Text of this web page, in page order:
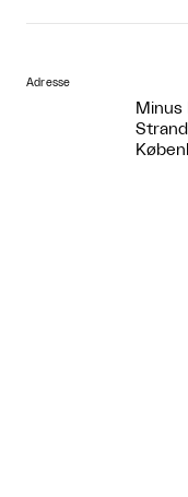
Adresse
Minus